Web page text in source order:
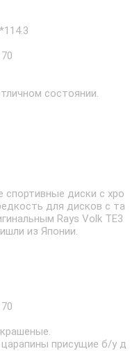
состоянии.
спортивные диски с хро
для дисков с та
Rays Volk TE3
из Японии.
присущие б/у д